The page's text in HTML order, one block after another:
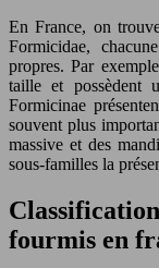
En France, on
Formicidae,
propres. Par
taille et possèdent
Formicinae
souvent plus
massive et des
sous-familles la
Classification
fourmis en